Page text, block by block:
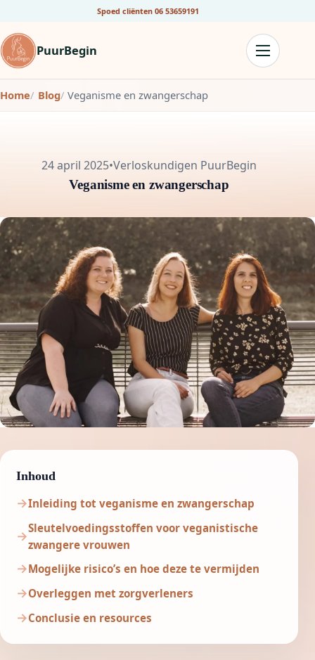
Spoed cliënten 06 53659191
PuurBegin
Home Blog Veganisme en zwangerschap
24 april 2025•Verloskundigen PuurBegin
Veganisme en zwangerschap
Inhoud
Inleiding tot veganisme en zwangerschap
Sleutelvoedingsstoffen voor veganistische
zwangere vrouwen
Mogelijke risico’s en hoe deze te vermijden
Overleggen met zorgverleners
Conclusie en resources